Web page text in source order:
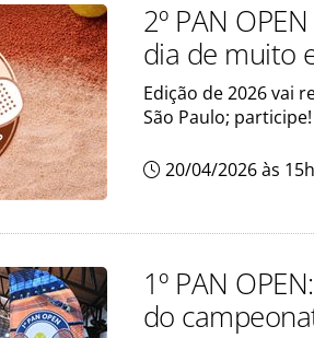
2º PAN
dia de muito
Edição de 2026 vai
São Paulo; participe!
20/04/2026 às
1º PAN
do